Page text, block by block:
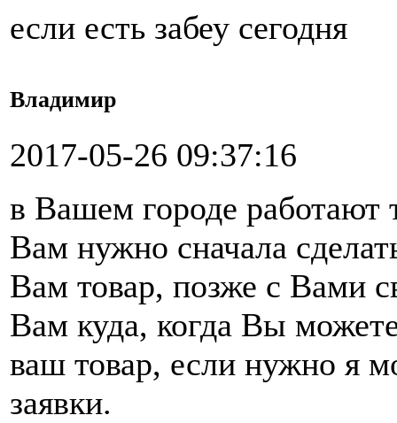
если есть забеу сегодня
Владимир
2017-05-26 09:37:16
в Вашем городе работают
Вам нужно сначала
Вам товар, позже с Вами
Вам куда, когда Вы
ваш товар, если нужно я
заявки.